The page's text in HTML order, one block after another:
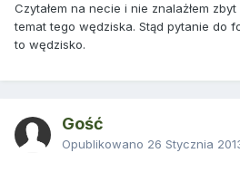
Czytałem na necie i nie znalażłem
temat tego wędziska. Stąd pytanie do
to wędzisko.
Gość
Opublikowano 26 Stycznia